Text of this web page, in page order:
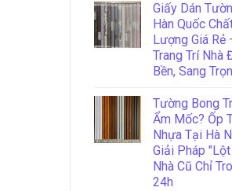
Giấy Dán
Hàn Quốc
Lượng Giá Rẻ
Trang Trí Nhà
Bền, Sang
Tường Bong
Ẩm Mốc? Ốp
Nhựa Tại Hà
Giải Pháp "Lột
Nhà Cũ Chỉ
24h